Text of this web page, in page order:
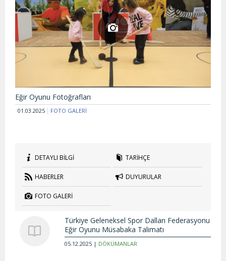
Eğir Oyunu Fotoğrafları
01.03.2025 FOTO GALERİ
DETAYLI BİLGİ TARİHÇE
HABERLER DUYURULAR
FOTO GALERİ
Türkiye Geleneksel Spor Dalları Federasyonu
Eğir Oyunu Müsabaka Talimatı
05.12.2025 | DÖKÜMANLAR